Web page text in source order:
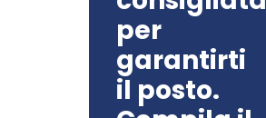
per
garantirti
il posto.